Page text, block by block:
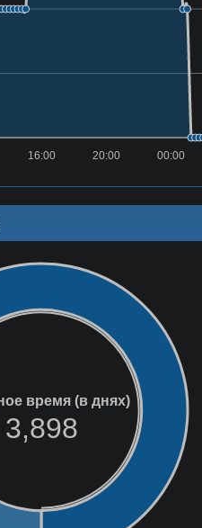
00:00
20:00
16:00
время (в днях)
3,898